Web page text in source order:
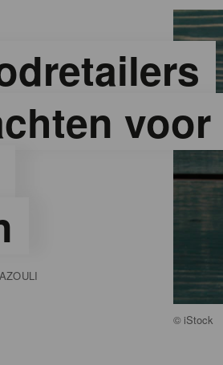
voor
© iStock